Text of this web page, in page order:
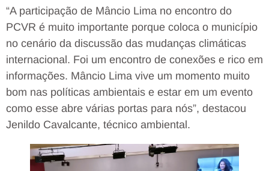
“A participação de Mâncio Lima no encontro do
PCVR é muito importante porque coloca o município
no cenário da discussão das mudanças climáticas
internacional. Foi um encontro de conexões e rico em
informações. Mâncio Lima vive um momento muito
bom nas políticas ambientais e estar em um evento
como esse abre várias portas para nós”, destacou
Jenildo Cavalcante, técnico ambiental.